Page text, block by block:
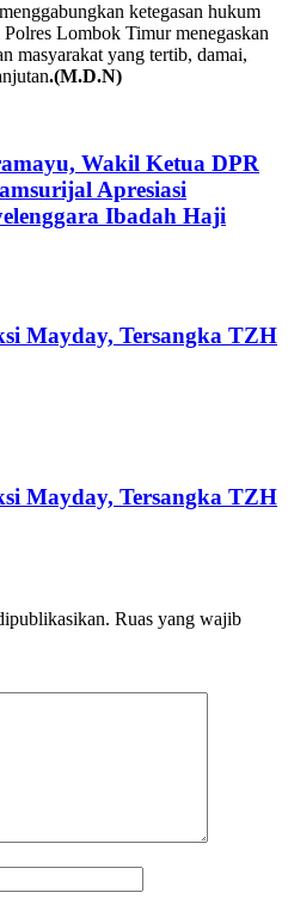
ketegasan hukum
Lombok Timur menegaskan
masyarakat yang tertib, damai,
.(M.D.N)
Wakil Ketua DPR
Apresiasi
Ibadah Haji
Mayday, Tersangka TZH
Mayday, Tersangka TZH
Ruas yang wajib